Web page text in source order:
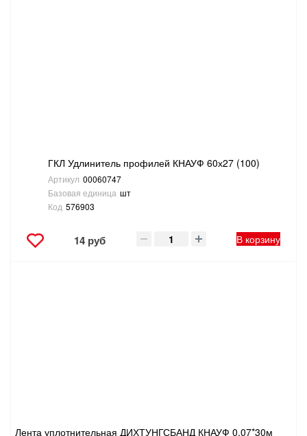
ГКЛ Удлинитель профилей КНАУФ 60х27 (100)
Артикул 00060747
Базовая единица шт
Код 576903
14 руб В корзину
Лента уплотнительная ДИХТУНГСБАНД КНАУФ 0.07*30м